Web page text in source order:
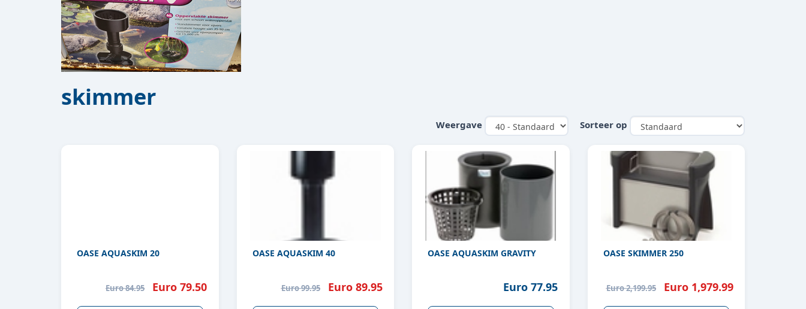
skimmer
Weergave Sorteer op
OASE AQUASKIM 20
Euro 84.95 Euro 79.50
OASE AQUASKIM 40
Euro 99.95 Euro 89.95
OASE AQUASKIM GRAVITY
Euro 77.95
OASE SKIMMER 250
Euro 2,199.95 Euro 1,979.99